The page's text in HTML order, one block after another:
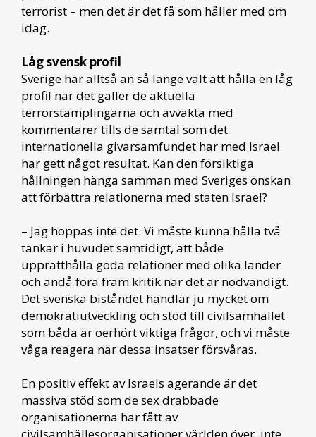
terrorist – men det är det få som håller med om
idag.
Låg svensk profil
Sverige har alltså än så länge valt att hålla en låg
profil när det gäller de aktuella
terrorstämplingarna och avvakta med
kommentarer tills de samtal som det
internationella givarsamfundet har med Israel
har gett något resultat. Kan den försiktiga
hållningen hänga samman med Sveriges önskan
att förbättra relationerna med staten Israel?
– Jag hoppas inte det. Vi måste kunna hålla två
tankar i huvudet samtidigt, att både
upprätthålla goda relationer med olika länder
och ändå föra fram kritik när det är nödvändigt.
Det svenska biståndet handlar ju mycket om
demokratiutveckling och stöd till civilsamhället
som båda är oerhört viktiga frågor, och vi måste
våga reagera när dessa insatser försvåras.
En positiv effekt av Israels agerande är det
massiva stöd som de sex drabbade
organisationerna har fått av